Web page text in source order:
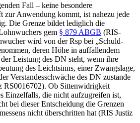
Fall – keine besondere
zur Anwendung kommt, ist nahezu jede
Die Grenze bildet lediglich die
gem § 879 ABGB (RIS-
wird von der Rsp bei „Schuld-
deren Höhe in auffallendem
Leistung des DN steht, wenn ihre
des Leichtsinns, einer Zwangslage,
Verstandesschwäche des DN zustande
RS0016702). Ob Sittenwidrigkeit
Einzelfalls, die nicht aufzugreifen ist,
bei dieser Entscheidung die Grenzen
nicht überschritten hat (RIS Justiz